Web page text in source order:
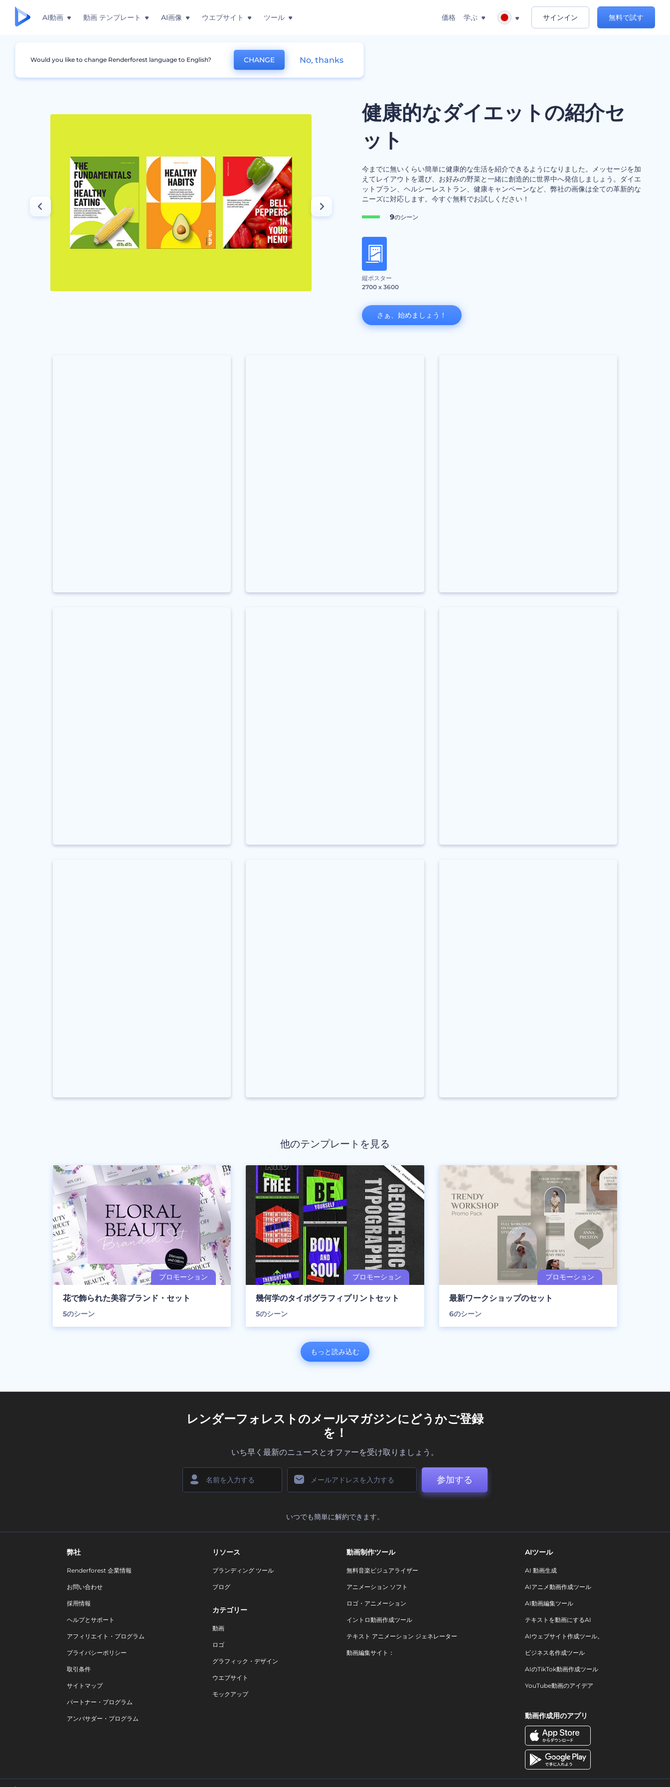
AI動画 動画 テンプレート AI画像 ウエブサイト ツール 価格 学ぶ サインイン 無料で試す
グラフィック ポスター 健康的なダイエットの紹介セット
健康的なダイエットの紹介セ
ット
今までに無いくらい簡単に健康的な生活を紹介できるようになりました。メッセージを加
えてレイアウトを選び、お好みの野菜と一緒に創造的に世界中へ発信しましょう。ダイエ
ットプラン、ヘルシーレストラン、健康キャンペーンなど、弊社の画像は全ての革新的な
ニーズに対応します。今すぐ無料でお試しください！
9のシーン
縦ポスター
2700 x 3600
さぁ、始めましょう！
他のテンプレートを見る
花で飾られた美容ブランド・セット
5のシーン
幾何学のタイポグラフィプリントセット
5のシーン
最新ワークショップのセット
6のシーン
もっと読み込む
レンダーフォレストのメールマガジンにどうかご登録
を！
いち早く最新のニュースとオファーを受け取りましょう。
参加する
いつでも簡単に解約できます。
弊社
Renderforest 企業情報
お問い合わせ
採用情報
ヘルプとサポート
アフィリエイト・プログラム
プライバシーポリシー
取引条件
サイトマップ
パートナー・プログラム
アンバサダー・プログラム
リソース
ブランディング ツール
ブログ
カテゴリー
動画
ロゴ
グラフィック・デザイン
ウエブサイト
モックアップ
動画制作ツール
無料音楽ビジュアライザー
アニメーション ソフト
ロゴ・アニメーション
イントロ動画作成ツール
テキスト アニメーション ジェネレーター
動画編集サイト：
AIツール
AI 動画生成
AIアニメ動画作成ツール
AI動画編集ツール
テキストを動画にするAI
AIウェブサイト作成ツール。
ビジネス名作成ツール
AIのTikTok動画作成ツール
YouTube動画のアイデア
動画作成用のアプリ
Would you like to change Renderforest language to English? CHANGE No, thanks